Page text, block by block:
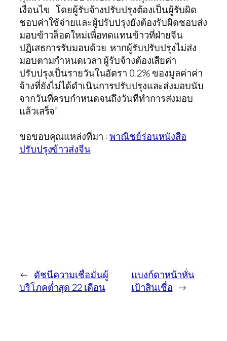
เงื่อนไข โดยผู้รับจ้างปรับปรุงต้องเป็นผู้รับผิด
ชอบค่าใช้จ่ายและผู้ปรับปรุงยังต้องรับผิดชอบส่ง
มอบข้าวล็อตใหม่เพื่อทดแทนข้าวที่ฝ่ายจีน
ปฏิเสธการรับมอบด้วย หากผู้รับปรับปรุงไม่ส่ง
มอบตามกำหนดเวลา ผู้รับจ้างต้องเสียค่า
ปรับปรุงเป็นรายวันในอัตรา 0.2% ของมูลค่าค่า
จ้างที่ยังไม่ได้ดำเนินการปรับปรุงและส่งมอบนับ
จากวันที่ครบกำหนดจนถึงวันทีทำการส่งมอบ
แล้วเสร็จ”
ขอขอบคุณแหล่งที่มา :พาณิชย์ร่อนหนังสือ
ปรับปรุงข้าวส่งจีน
← ดัชนีความเชื่อมั่นผู้
บริโภคต่ำสุด 22 เดือน
แบงก์ดาหน้าหั่น
เป้าสินเชื่อ →